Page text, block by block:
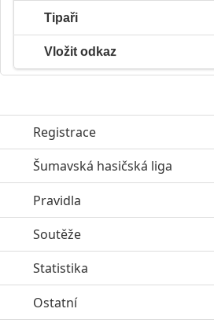
Tipaři
Vložit odkaz
Registrace
Šumavská hasičská liga
Pravidla
Soutěže
Statistika
Ostatníclick to expand contents